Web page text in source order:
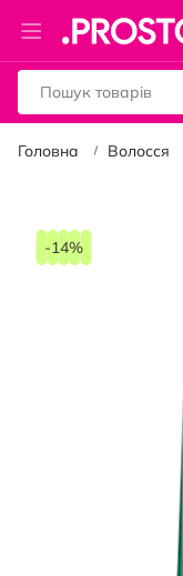
Toggle
Nav
Головна Волосся
кінця
-14%